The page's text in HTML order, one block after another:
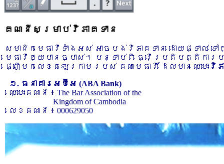
គណនីសម្រាប់វិភាគទាន
សមាជិកមេធាវីទាំងអស់ អាចបង់វិភាគទាន ដោយផ្ទាល់
មេធាវីឲ្យបានច្បាស់។ បន្ទាប់ពី ធ្វើប្រតិបត្តិកា
ផ្ញើមកលេខតេឡេក្រាមរបស់ គណៈមេធាវី ដែលមានឈ្មោះ វិភ
១. ធនាគារអេប៊ីអេ (ABA Bank)
ឈ្មោះគណនី ៖ The Bar Association of the
Kingdom of Cambodia
លេខគណនី ៖ 000629050